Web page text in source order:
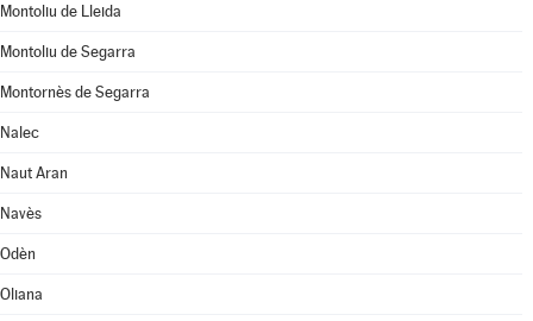
Montoliu de Lleida
Montoliu de Segarra
Montornès de Segarra
Nalec
Naut Aran
Navès
Odèn
Oliana